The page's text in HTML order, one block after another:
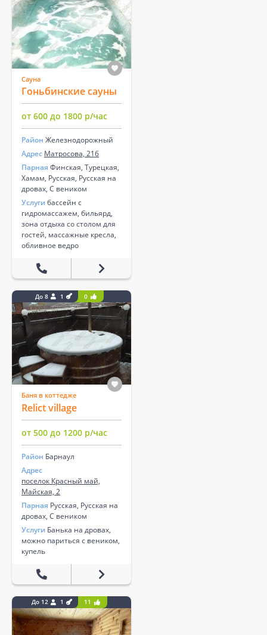
Сауна
Гоньбинские сауны
от 600 до 1800 р/час
Район Железнодорожный
Адрес Матросова, 216
Парная Финская, Турецкая,
Хамам, Русская, Русская на
дровах, С веником
Услуги бассейн с
гидромассажем, бильярд,
зона отдыха со столом для
гостей, массажные кресла,
обливное ведро
До 8 1 0
Баня в коттедже
Relict village
от 500 до 1200 р/час
Район Барнаул
Адрес
поселок Красный май,
Майская, 2
Парная Русская, Русская на
дровах, С веником
Услуги Банька на дровах,
можно париться с веником,
купель
До 12 1 11